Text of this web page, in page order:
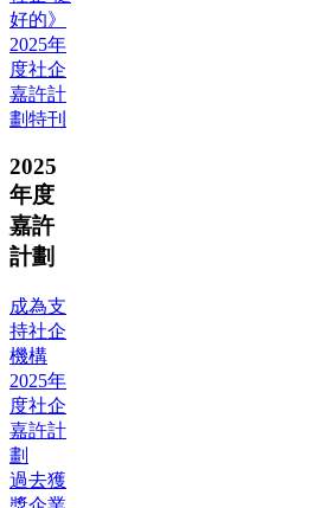
好的》
2025年
度社企
嘉許計
劃特刊
2025
年度
嘉許
計劃
成為支
持社企
機構
2025年
度社企
嘉許計
劃
過去獲